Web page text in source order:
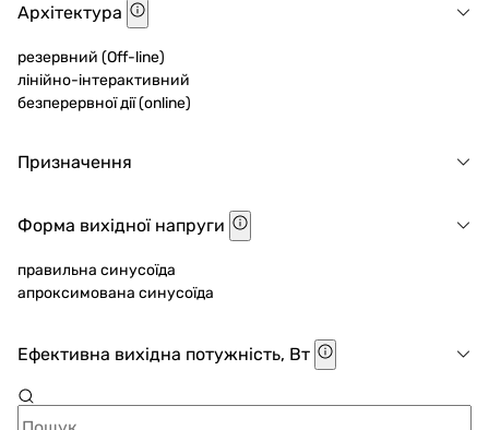
Архітектура
резервний (Off-line)
лінійно-інтерактивний
безперервної дії (online)
Призначення
Форма вихідної напруги
правильна синусоїда
апроксимована синусоїда
Ефективна вихідна потужність, Вт